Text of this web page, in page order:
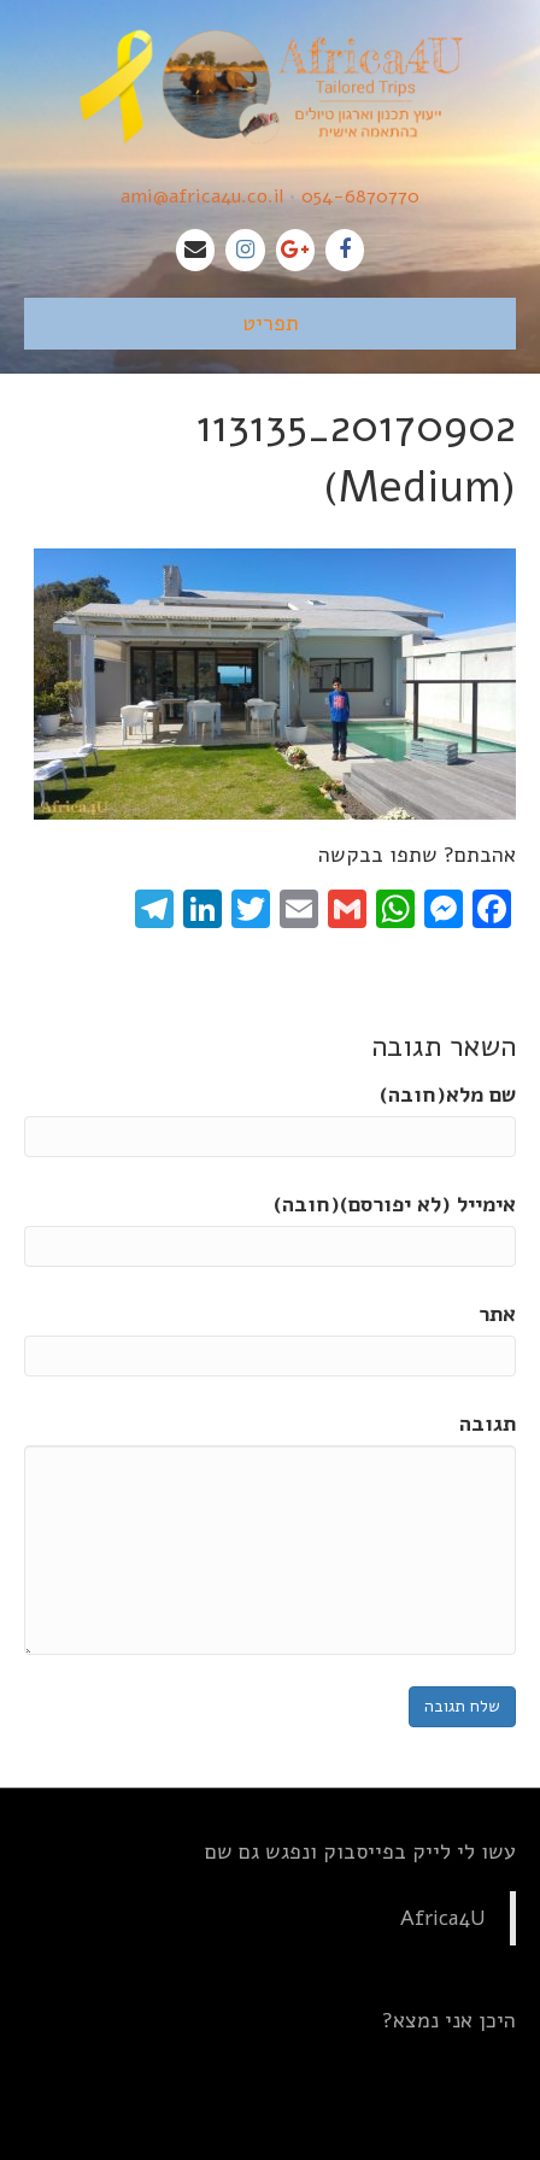
054-6870770
•
ami@africa4u.co.il
תפריט
20170902_113135
(Medium)
אהבתם? שתפו בבקשה
Facebook
Messenger
WhatsApp
Gmail
Email
Twitter
LinkedIn
השאר תגובה
שם מלא(חובה)
אימייל (לא יפורסם)(חובה)
אתר
תגובה
עשו לי לייק בפייסבוק ונפגש גם שם
Africa4U
היכן אני נמצא?